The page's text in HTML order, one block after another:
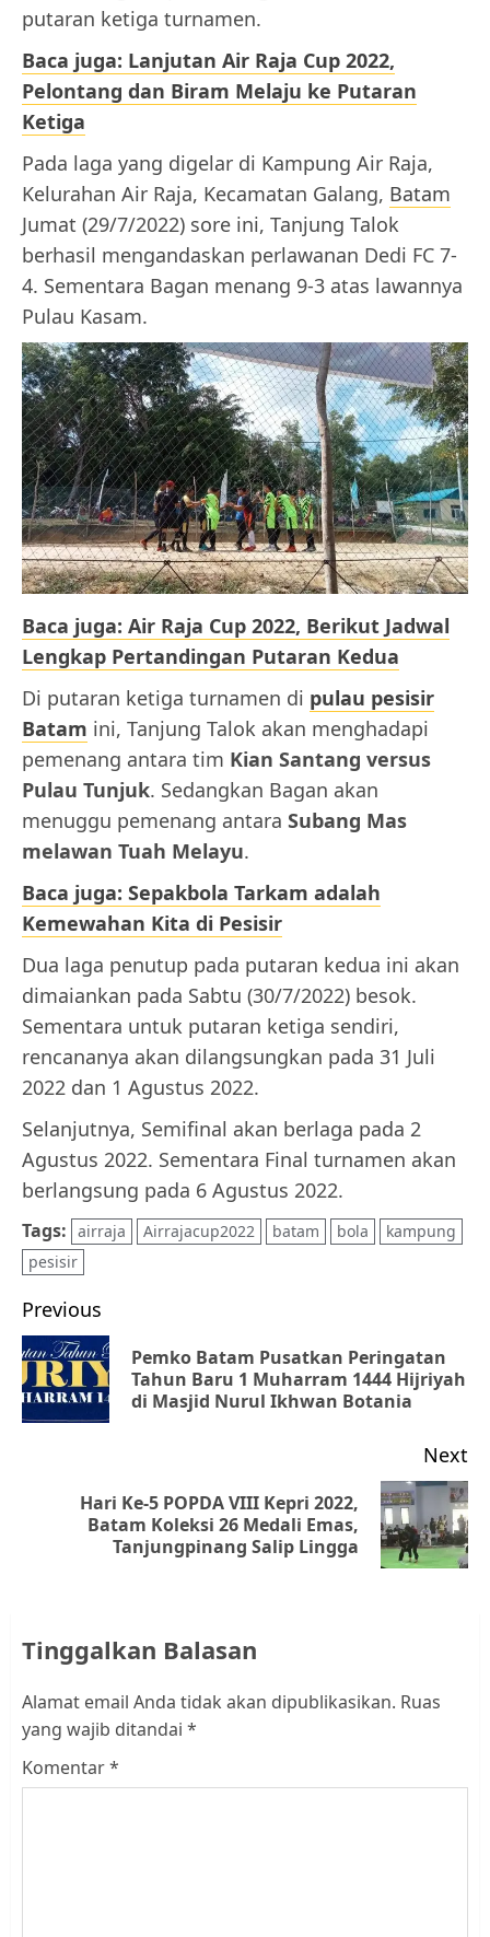
putaran ketiga turnamen.
Baca juga: Lanjutan Air Raja Cup 2022,
Pelontang dan Biram Melaju ke Putaran
Ketiga
Pada laga yang digelar di Kampung Air Raja,
Kelurahan Air Raja, Kecamatan Galang, Batam
Jumat (29/7/2022) sore ini, Tanjung Talok
berhasil mengandaskan perlawanan Dedi FC 7-
4. Sementara Bagan menang 9-3 atas lawannya
Pulau Kasam.
Baca juga: Air Raja Cup 2022, Berikut Jadwal
Lengkap Pertandingan Putaran Kedua
Di putaran ketiga turnamen di pulau pesisir
Batam ini, Tanjung Talok akan menghadapi
pemenang antara tim Kian Santang versus
Pulau Tunjuk. Sedangkan Bagan akan
menuggu pemenang antara Subang Mas
melawan Tuah Melayu.
Baca juga: Sepakbola Tarkam adalah
Kemewahan Kita di Pesisir
Dua laga penutup pada putaran kedua ini akan
dimaiankan pada Sabtu (30/7/2022) besok.
Sementara untuk putaran ketiga sendiri,
rencananya akan dilangsungkan pada 31 Juli
2022 dan 1 Agustus 2022.
Selanjutnya, Semifinal akan berlaga pada 2
Agustus 2022. Sementara Final turnamen akan
berlangsung pada 6 Agustus 2022.
Tags: airraja Airrajacup2022 batam bola
kampung
pesisir
Post
navigation
Previous
Pemko Batam Pusatkan Peringatan
Tahun Baru 1 Muharram 1444 Hijriyah
di Masjid Nurul Ikhwan Botania
Next
Hari Ke-5 POPDA VIII Kepri 2022,
Batam Koleksi 26 Medali Emas,
Tanjungpinang Salip Lingga
Tinggalkan Balasan
Alamat email Anda tidak akan dipublikasikan. Ruas
yang wajib ditandai *
Komentar*